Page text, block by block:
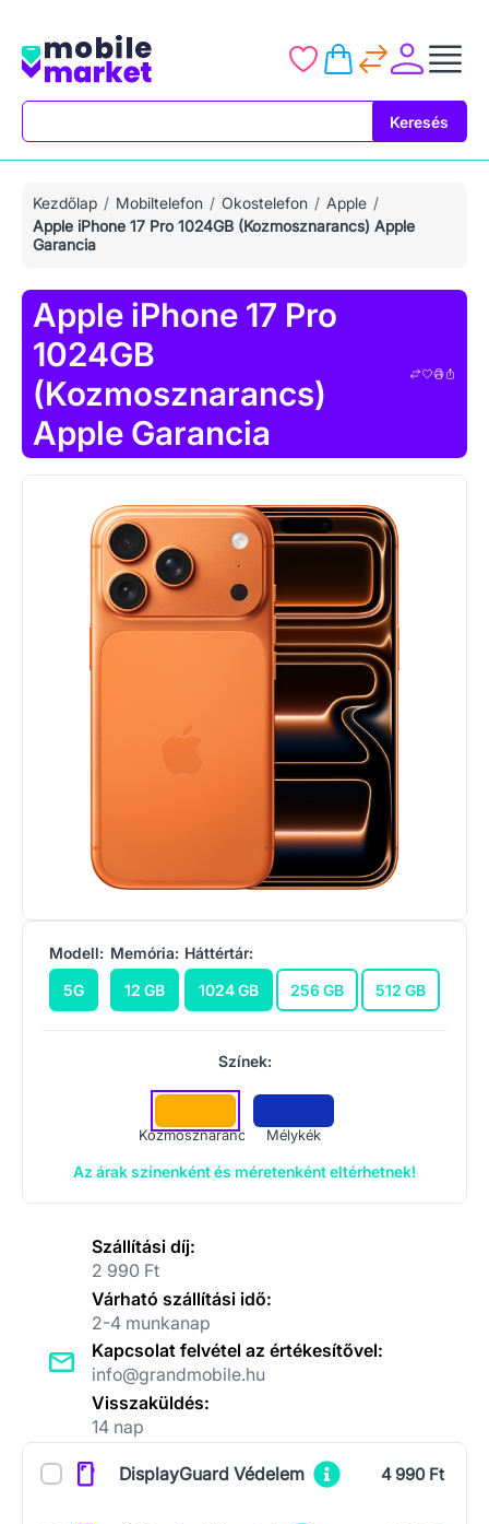
Keresés
Kezdőlap Mobiltelefon Okostelefon
Apple
Apple iPhone 17 Pro 1024GB (Kozmosznarancs) Apple
Garancia
Apple iPhone 17 Pro
1024GB
(Kozmosznarancs)
Apple Garancia
Modell:
5G
Memória:
12 GB
Háttértár:
1024 GB
256 GB 512 GB
Színek:
Kozmosznarancs Mélykék
Az árak színenként és méretenként eltérhetnek!
Szállítási díj:
2 990 Ft
Várható szállítási idő:
2-4 munkanap
Kapcsolat felvétel az értékesítővel:
info@grandmobile.hu
Visszaküldés:
14 nap
KiegészítőkDisplayGuard Védelem 4 990 Ft